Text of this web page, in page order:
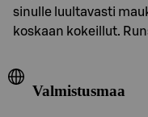
sinulle luultavasti
koskaan kokeillut.
Valmistusmaa